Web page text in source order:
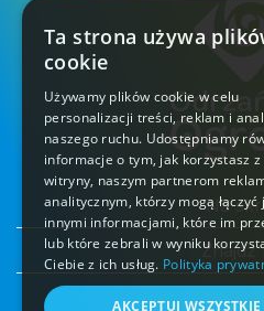
Na
Znajdź
Ta strona używa
cookie
Używamy plików cookie w celu
personalizacji treści, reklam i
naszego ruchu. Udostępniamy
informacje o tym, jak korzystasz z
witryny, naszym partnerom
analitycznym, którzy mogą łączyć
innymi informacjami, które im
lub które zebrali w wyniku
Ciebie z ich usług. Polityka
AKCEPTUJ WSZYSTKIE